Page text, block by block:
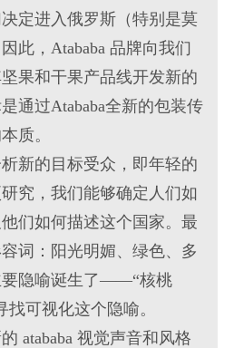
定进入俄罗斯（特别是莫
此，Atababa 品牌向我们
果和干果产品线开发新的
通过Atababa全新的包装传
质。
新的目标受众，即年轻的
究，我们能够确定人们如
们如何描述这个国家。最
词：阳光明媚、绿色、多
要隐喻诞生了——“核桃
可视化这个隐喻。
atababa 视觉声音和风格